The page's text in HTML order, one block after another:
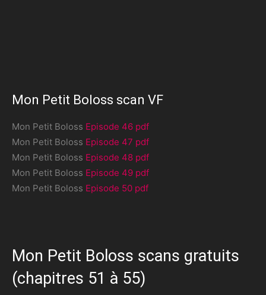
Mon Petit Boloss scan VF
Mon Petit Boloss Episode 46 pdf
Mon Petit Boloss Episode 47 pdf
Mon Petit Boloss Episode 48 pdf
Mon Petit Boloss Episode 49 pdf
Mon Petit Boloss Episode 50 pdf
Mon Petit Boloss scans gratuits
(chapitres 51 à 55)